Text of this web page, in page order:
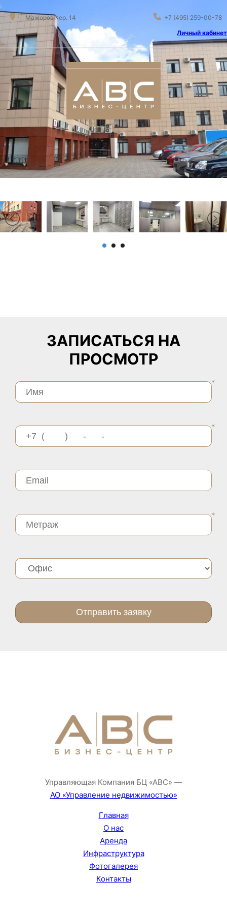
Мажоров пер. 14
+7 (495) 259-00-78
Личный кабинет
ЗАПИСАТЬСЯ НА
ПРОСМОТР
Отправить заявку
Управляющая Компания БЦ «АВС» —
АО «Управление недвижимостью»
Главная
О нас
Аренда
Инфраструктура
Фотогалерея
Контакты